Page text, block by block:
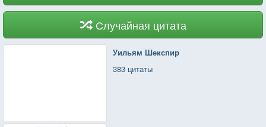
Случайная цитата
Уильям Шекспир
383 цитаты